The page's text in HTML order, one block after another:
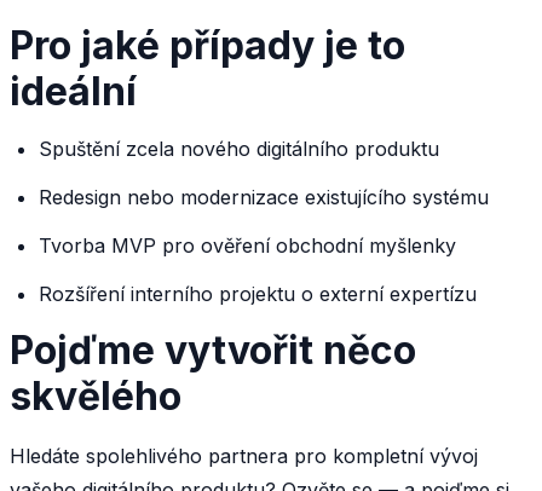
Pro jaké případy je to
ideální
Spuštění zcela nového digitálního produktu
Redesign nebo modernizace existujícího systému
Tvorba MVP pro ověření obchodní myšlenky
Rozšíření interního projektu o externí expertízu
Pojďme vytvořit něco
skvělého
Hledáte spolehlivého partnera pro kompletní vývoj